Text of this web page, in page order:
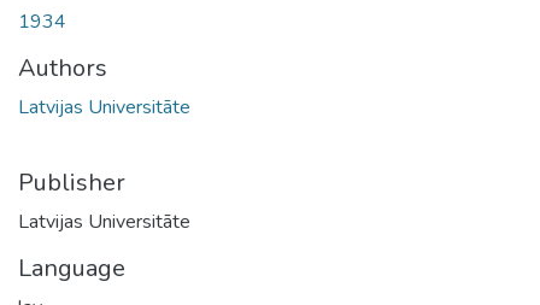
1934
Authors
Latvijas Universitāte
Publisher
Latvijas Universitāte
Language